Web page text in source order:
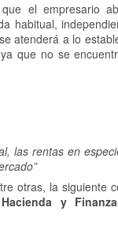
el empresario
habitual,
atenderá a lo
que no se
las rentas en
otras, la siguiente
y